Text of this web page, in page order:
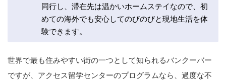
同行し、滞在先は温かいホームステイなので、初
めての海外でも安心してのびのびと現地生活を体
験できます。
世界で最も住みやすい街の一つとして知られるバンクーバー
ですが、アクセス留学センターのプログラムなら、過度な不